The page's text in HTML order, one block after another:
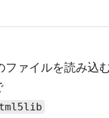
ァイルを読み込